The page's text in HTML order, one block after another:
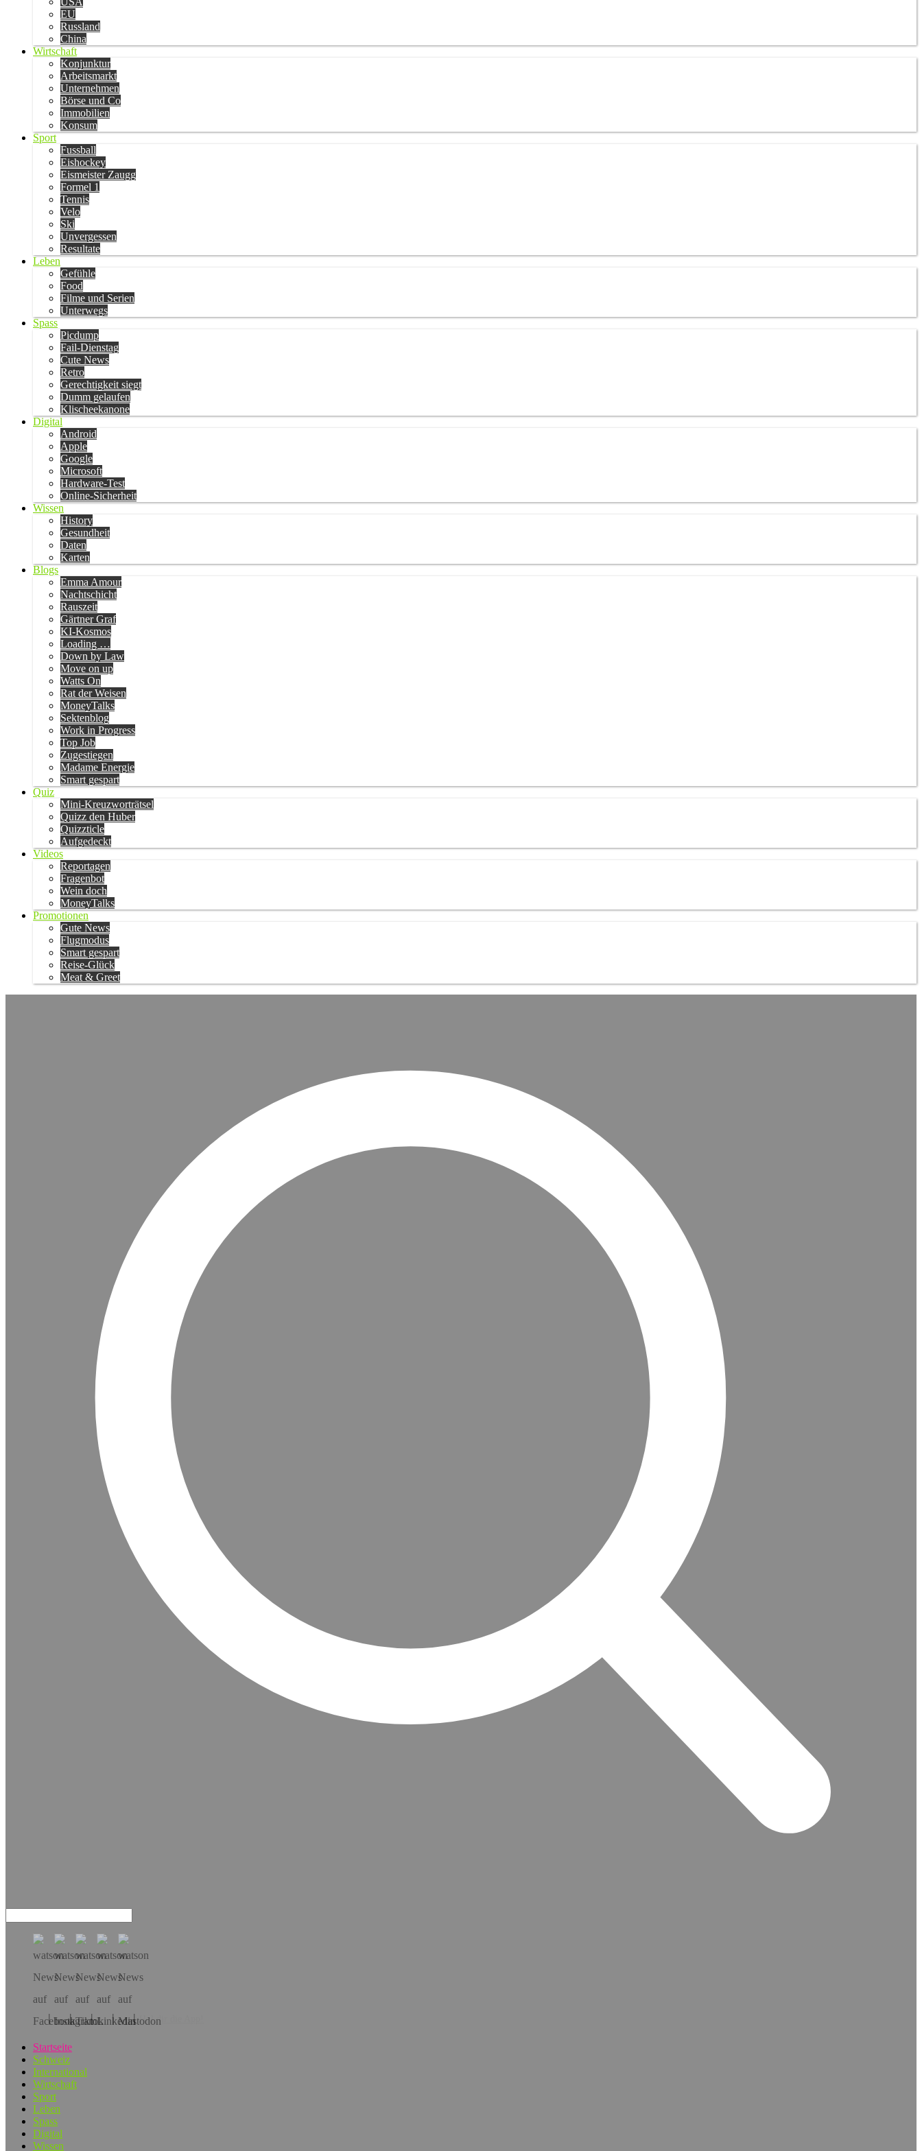
EU
Russland
China
Wirtschaft
Konjunktur
Arbeitsmarkt
Unternehmen
Börse und Co
Immobilien
Konsum
Sport
Fussball
Eishockey
Eismeister Zaugg
Formel 1
Tennis
Velo
Ski
Unvergessen
Resultate
Leben
Gefühle
Food
Filme und Serien
Unterwegs
Spass
Picdump
Fail-Dienstag
Cute News
Retro
Gerechtigkeit siegt
Dumm gelaufen
Klischeekanone
Digital
Android
Apple
Google
Microsoft
Hardware-Test
Online-Sicherheit
Wissen
History
Gesundheit
Daten
Karten
Blogs
Emma Amour
Nachtschicht
Rauszeit
Gärtner Graf
KI-Kosmos
Loading …
Down by Law
Move on up
Watts On
Rat der Weisen
MoneyTalks
Sektenblog
Work in Progress
Top Job
Zugestiegen
Madame Energie
Smart gespart
Quiz
Mini-Kreuzworträtsel
Quizz den Huber
Quizzticle
Aufgedeckt
Videos
Reportagen
Fragenbot
Wein doch
MoneyTalks
Promotionen
Gute News
Flugmodus
Smart gespart
Reise-Glück
Meat & Greet
Hol dir die App!
Startseite
Schweiz
International
Wirtschaft
Sport
Leben
Spass
Digital
Wissen